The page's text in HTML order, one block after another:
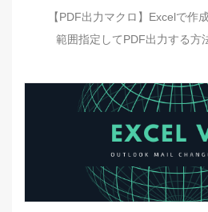
【PDF出力マクロ】Excelで作
範囲指定してPDF出力する方